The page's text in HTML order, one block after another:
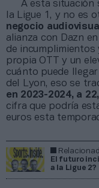
A esta situación
la Ligue 1, y no es
negocio audiovisual
alianza con Dazn
de
propia OTT y un
cuánto puede
del Lyon, eso se
en 2023-2024, a
cifra que podría
euros esta
El futuro
a la Ligue 2?